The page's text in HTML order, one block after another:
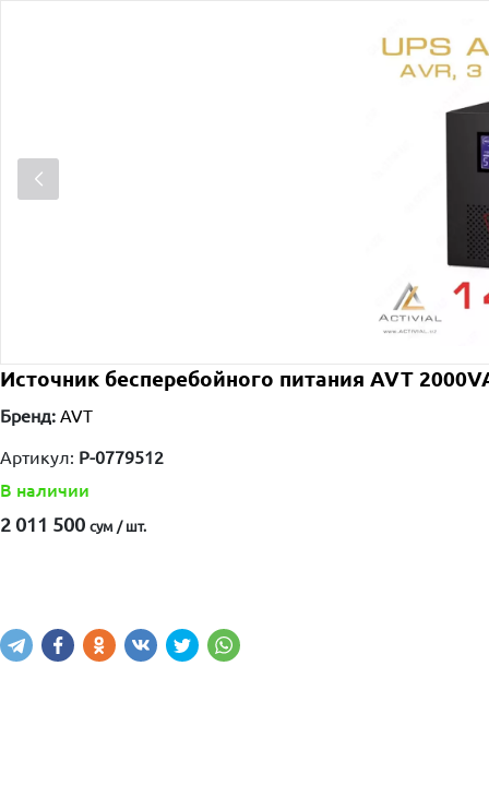
Источник бесперебойного питания AVT
Бренд: AVT
Артикул: P-0779512
В наличии
2 011 500 сум / шт.